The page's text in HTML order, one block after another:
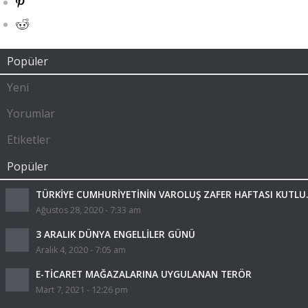
Popüler
Yeni
Yorumlar
Etiketler
Popüler
TÜRKİYE CUMHURİYETİNİN VAROLUŞ ZAFER HAFTASI
Ağustos 28, 2020 - 7:33 am
3 ARALIK DÜNYA ENGELLİLER GÜNÜ
Aralık 4, 2020 - 7:05 am
E-TİCARET MAĞAZALARINA UYGULANAN TERÖR
Mart 7, 2021 - 12:26 pm